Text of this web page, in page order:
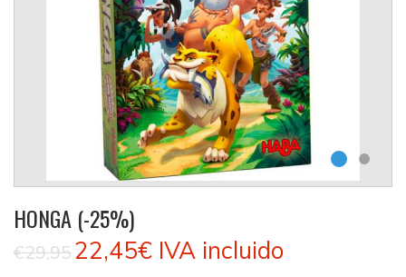
HONGA (-25%)
€29,9522,45€ IVA incluido